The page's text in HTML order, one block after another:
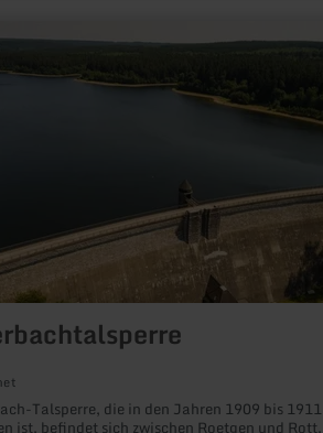
Talsperre, die in den Jahren 1909 bis 1911
ist, befindet sich zwischen Roetgen und Rott.